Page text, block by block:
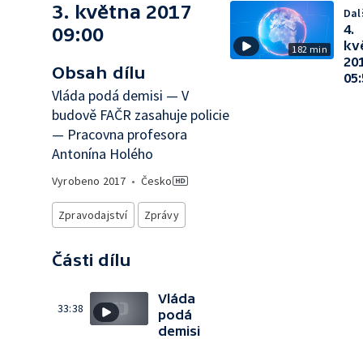
3. května 2017
09:00
Obsah dílu
Vláda podá demisi — V
budově FAČR zasahuje policie
— Pracovna profesora
Antonína Holého
Vyrobeno 2017 • Česko
Zpravodajství Zprávy
Části dílu
33:38
Vláda
podá
demisi
182 min
4.